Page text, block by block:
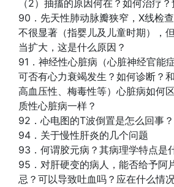
（2）抽搐的原因何在？如何治疗
90．先天性肺动脉瓣狭窄，X线检
不很显著（指婴儿及儿童时期），
当扩大，这是什么原因？
91．神经性心脏病（心脏神经官能
可否有心力衰竭发生？如何诊断？
高血压性、梅毒性等）心脏病如何
质性心脏病一样？
92．心电图的T波倒置是怎么回事？
94．关于慢性肝炎的几个问题
93．何谓胶元病？其病理学特点是
95．对肝硬变的病人，能否给予阿
忌？可以导致吐血吗？应在什么情